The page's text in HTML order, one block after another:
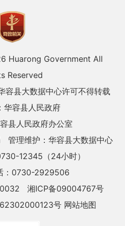
Huarong Government All
Reserved
容县大数据中心许可不得转载
华容县人民政府
县人民政府办公室
管理维护：华容县大数据中心
12345（24小时）
：0730-2929506
湘ICP备09004767号
号 网站地图